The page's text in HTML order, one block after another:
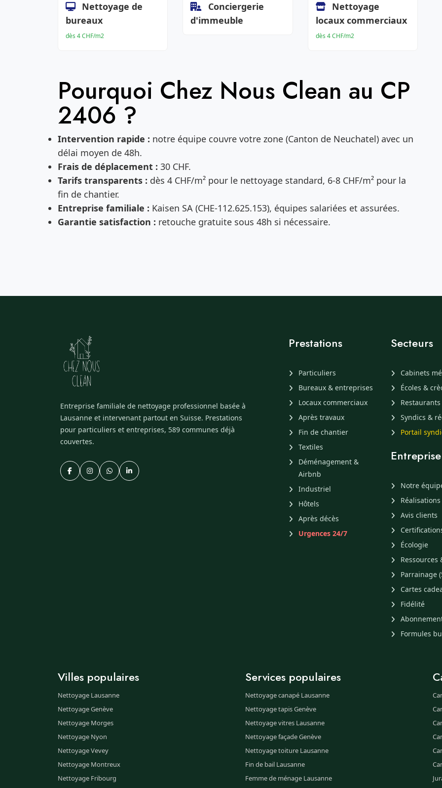
Nettoyage de
bureaux
dès 4 CHF/m2
Conciergerie
d'immeuble
Nettoyage
locaux commerciaux
dès 4 CHF/m2
Pourquoi Chez Nous Clean au CP
2406 ?
Intervention rapide : notre équipe couvre votre zone (Canton de Neuchatel) avec un
délai moyen de 48h.
Frais de déplacement : 30 CHF.
Tarifs transparents : dès 4 CHF/m² pour le nettoyage standard, 6-8 CHF/m² pour la
fin de chantier.
Entreprise familiale : Kaisen SA (CHE-112.625.153), équipes salariées et assurées.
Garantie satisfaction : retouche gratuite sous 48h si nécessaire.
Entreprise familiale de nettoyage professionnel basée à
Lausanne et intervenant partout en Suisse. Prestations
pour particuliers et entreprises, 589 communes déjà
couvertes.
Prestations
Particuliers
Bureaux & entreprises
Locaux commerciaux
Après travaux
Fin de chantier
Textiles
Déménagement &
Airbnb
Industriel
Hôtels
Après décès
Urgences 24/7
Secteurs
Cabinets
Écoles &
Restaurants
Syndics &
Portail
Entreprise
Notre
Réalisations
Avis clients
Écologie
Ressources
Parrainage
Cartes
Fidélité
Formules
Villes populaires
Nettoyage Lausanne
Nettoyage Genève
Nettoyage Morges
Nettoyage Nyon
Nettoyage Vevey
Nettoyage Montreux
Nettoyage Fribourg
Services populaires
Nettoyage canapé Lausanne
Nettoyage tapis Genève
Nettoyage vitres Lausanne
Nettoyage façade Genève
Nettoyage toiture Lausanne
Fin de bail Lausanne
Femme de ménage Lausanne